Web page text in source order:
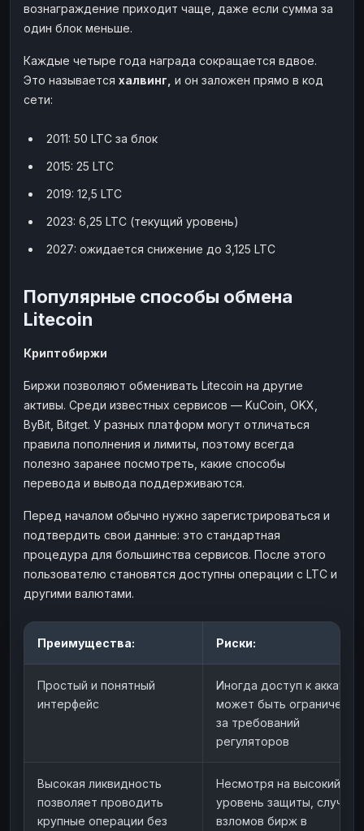
вознаграждение приходит чаще, даже если сумма за
один блок меньше.
Каждые четыре года награда сокращается вдвое.
Это называется халвинг, и он заложен прямо в код
сети:
2011: 50 LTC за блок
2015: 25 LTC
2019: 12,5 LTC
2023: 6,25 LTC (текущий уровень)
2027: ожидается снижение до 3,125 LTC
Популярные способы обмена
Litecoin
Криптобиржи
Биржи позволяют обменивать Litecoin на другие
активы. Среди известных сервисов — KuCoin, OKX,
ByBit, Bitget. У разных платформ могут отличаться
правила пополнения и лимиты, поэтому всегда
полезно заранее посмотреть, какие способы
перевода и вывода поддерживаются.
Перед началом обычно нужно зарегистрироваться и
подтвердить свои данные: это стандартная
процедура для большинства сервисов. После этого
пользователю становятся доступны операции с LTC и
другими валютами.
Преимущества: Риски:
Простый и понятный
интерфейс
Иногда доступ к аккаунту
может быть ограничен
за требований
регуляторов
Высокая ликвидность
позволяет проводить
крупные операции без
Несмотря на высокий
уровень защиты, случаи
взломов бирж в